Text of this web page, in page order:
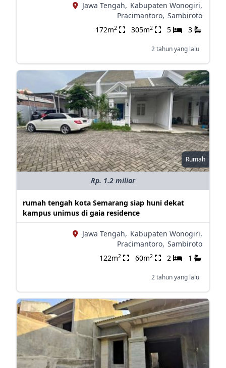
Jawa Tengah, Kabupaten Wonogiri,
Pracimantoro, Sambiroto
172m2 305m2 5 3
2 tahun yang lalu
Rumah
Rp. 1.2 miliar
rumah tengah kota Semarang siap huni dekat
kampus unimus di gaia residence
Jawa Tengah, Kabupaten Wonogiri,
Pracimantoro, Sambiroto
122m2 60m2 2 1
2 tahun yang lalu